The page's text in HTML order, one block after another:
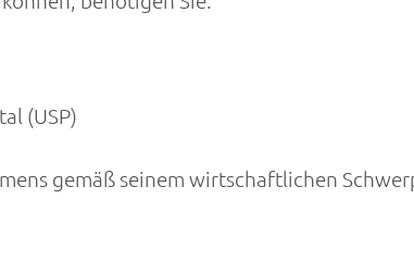
(USP)
gemäß seinem wirtschaftlichen